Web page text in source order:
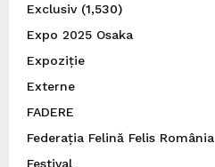
Exclusiv(1,530)
Expo 2025 Osaka
Expoziție
Externe
FADERE
Federația Felină Felis România
Festival